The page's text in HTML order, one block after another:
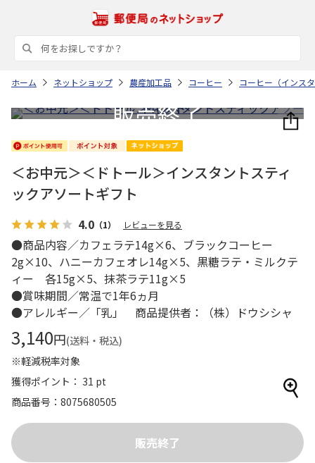
ホーム ネットショップ 農産加工品 コーヒー コーヒー（インス
＜お中元＞＜ドトール＞インスタントスティ
ックアソートギフト
4.0 （1） レビューを見る
●商品内容／カフェラテ14g×6、ブラックコーヒー
2g×10、ハニーカフェオレ14g×5、黒糖ラテ・ミルクテ
ィー 各15g×5、抹茶ラテ11g×5
●賞味期間／常温で1年6ヵ月
●アレルギー／「乳」 商品提供者：（株）ドウシシャ
3,140円(送料・税込)
※軽減税率対象
獲得ポイント： 31 pt
商品番号
8075680505